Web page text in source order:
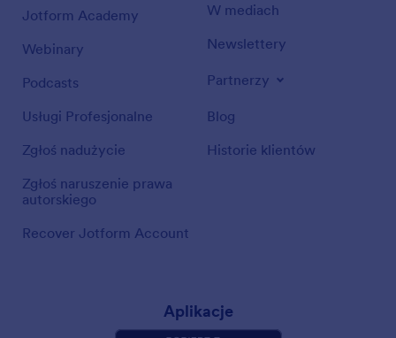
Jotform Academy
Webinary
Podcasts
Usługi Profesjonalne
Zgłoś nadużycie
Zgłoś naruszenie prawa
autorskiego
Recover Jotform Account
W mediach
Newslettery
Partnerzy
Blog
Historie klientów
Aplikacje